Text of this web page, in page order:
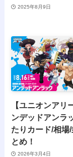
2025年8月9日
【ユニオンアリ
ンデッドアンラ
たりカード/相場/
とめ！
2026年3月4日